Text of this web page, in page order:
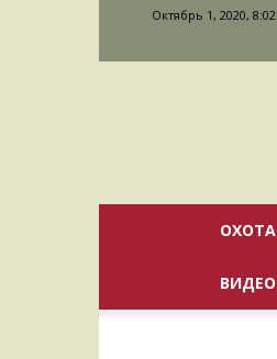
Октябрь 1, 2020, 8:02
ОХОТА
ВИДЕО